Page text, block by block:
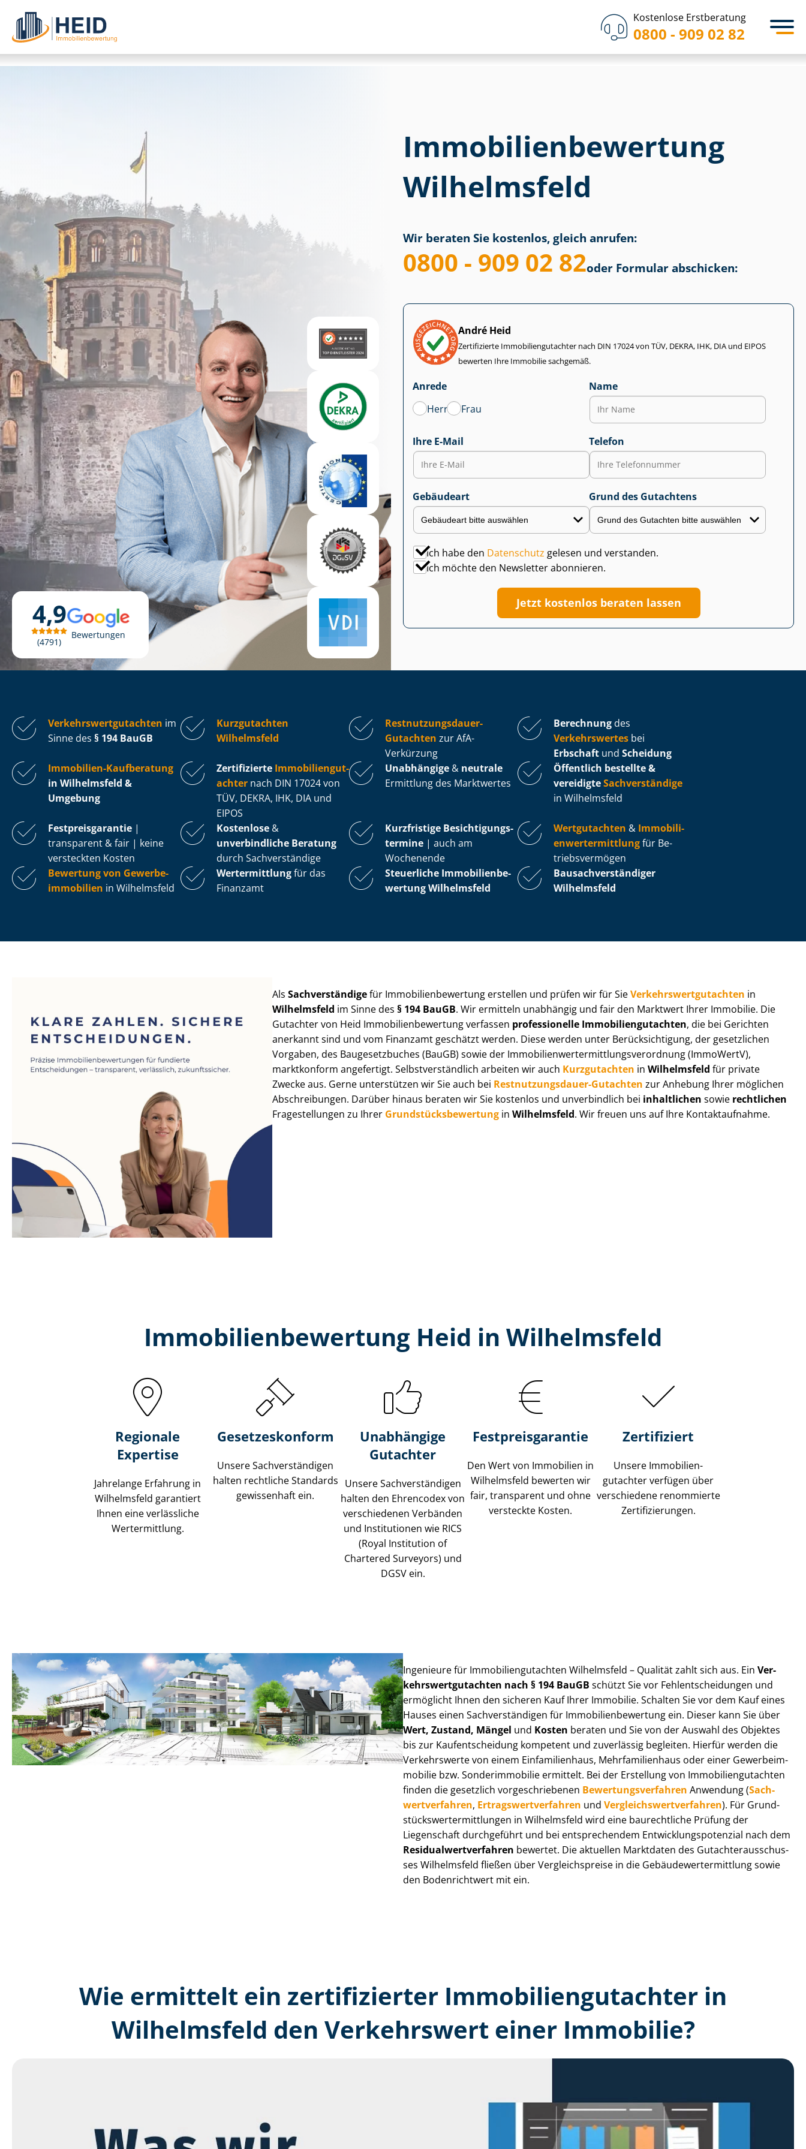
Kostenlose Erstberatung
0800 - 909 02 82
4,9
4791
Bewertungen
Immobilien­bewertung
Wilhelmsfeld
Wir beraten Sie kostenlos, gleich anrufen:
0800 - 909 02 82oder Formular abschicken:
André Heid
Zertifizierte Im­mo­bi­li­en­gut­ach­ter nach DIN 17024 von TÜV, DEKRA, IHK, DIA und EIPOS
bewerten Ihre Immobilie sachgemäß.
Anrede
Herr
Frau
Name
Ihre E-Mail Telefon
Gebäudeart Grund des Gutachtens
Ich habe den Datenschutz gelesen und verstanden.
Ich möchte den Newsletter abonnieren.
Jetzt kostenlos beraten lassen
Ver­kehrs­wert­gut­ach­ten im
Sinne des § 194 BauGB
Kurzgutachten
Wilhelmsfeld
Rest­nut­zungs­dau­er-
Gutachten zur AfA-
Verkürzung
Berechnung des
Verkehrswertes bei
Erbschaft und Scheidung
Immobilien-Kaufberatung
in Wilhelmsfeld &
Umgebung
Zertifizierte Im­mo­bi­li­en­gut­
ach­ter nach DIN 17024 von
TÜV, DEKRA, IHK, DIA und
EIPOS
Unabhängige & neutrale
Ermittlung des Marktwertes
Öffentlich bestellte &
vereidigteSachverständige
in Wilhelmsfeld
Fest­preis­ga­ran­tie |
transparent & fair | keine
versteckten Kosten
Kostenlose &
unverbindliche Beratung
durch Sachverständige
Kurzfristige Be­sich­ti­gungs­
ter­mi­ne | auch am
Wochenende
Wertgutachten & Im­mo­bi­li­
en­wert­ermitt­lungfür Be­
triebs­ver­mö­gen
Bewertung von Ge­wer­be­
im­mo­bi­li­en in Wilhelmsfeld
Wertermittlungfür das
Finanzamt
Steuerliche Im­mo­bi­li­en­be­
wer­tungWilhelmsfeld
Bau­sach­ver­stän­di­ger
Wilhelmsfeld
AlsSachverständigefür Im­mo­bi­li­en­be­wer­tung erstellen und prüfen wir für SieVer­kehrs­wert­gut­ach­ten in
Wilhelmsfeld im Sinne des§ 194 BauGB. Wir ermitteln unabhängig und fair den Marktwert Ihrer Immobilie. Die
Gutachter von Heid Im­mo­bi­li­en­be­wer­tung verfassen professionelle Im­mo­bi­li­en­gut­ach­ten, die bei Gerichten
anerkannt sind und vom Finanzamt geschätzt werden. Diese werden unter Be­rück­sich­ti­gung, der gesetzlichen
Vorgaben, des Baugesetzbuches (BauGB) sowie der Im­mo­bi­li­en­wert­ermitt­lungs­ver­ord­nung (ImmoWertV),
marktkonform angefertigt. Selbst­ver­ständ­lich arbeiten wir auch Kurzgutachten in Wilhelmsfeld für private
Zwecke aus. Gerne unterstützen wir Sie auch bei Rest­nut­zungs­dau­er-Gutachten zur Anhebung Ihrer möglichen
Abschreibungen. Darüber hinaus beraten wir Sie kostenlos und unverbindlich bei inhaltlichen sowie rechtlichen
Fragestellungen zu Ihrer Grund­stücks­be­wer­tung inWilhelmsfeld. Wir freuen uns auf Ihre Kontaktaufnahme.
Immobilien­bewertung Heid in Wilhelmsfeld
Regionale
Expertise
Jahrelange Erfahrung in
Wilhelmsfeld garantiert
Ihnen eine verlässliche
Wertermittlung.
Gesetzes­konform
Unsere Sach­ver­stän­di­gen
halten rechtliche Standards
gewissenhaft ein.
Unabhängige
Gutachter
Unsere Sach­ver­stän­di­gen
halten den Ehrencodex von
verschiedenen Verbänden
und Institutionen wie RICS
(Royal Institution of
Chartered Surveyors) und
DGSV ein.
Festpreis​garantie
Den Wert von Immobilien in
Wilhelmsfeld bewerten wir
fair, transparent und ohne
versteckte Kosten.
Zertifiziert
Unsere Immobilien­
gutachter verfügen über
verschiedene renommierte
Zer­ti­fi­zie­run­gen.
Ingenieure für Im­mo­bi­li­en­gut­ach­ten Wilhelmsfeld – Qualität zahlt sich aus. Ein Ver­
kehrs­wert­gut­ach­ten nach § 194 BauGB schützt Sie vor Fehl­ent­schei­dun­gen und
ermöglicht Ihnen den sicheren Kauf Ihrer Immobilie. Schalten Sie vor dem Kauf eines
Hauses einen Sach­ver­stän­di­gen für Im­mo­bi­li­en­be­wer­tung ein. Dieser kann Sie über
Wert, Zustand, Mängel und Kosten beraten und Sie von der Auswahl des Objektes
bis zur Kauf­ent­schei­dung kompetent und zuverlässig begleiten. Hierfür werden die
Verkehrswerte von einem Einfamilienhaus, Mehr­fa­mi­li­en­haus oder einer Ge­wer­be­im­
mo­bi­lie bzw. Sonderimmobilie ermittelt. Bei der Erstellung von Im­mo­bi­li­en­gut­ach­ten
finden die gesetzlich vor­ge­schrie­be­nen Be­wer­tungs­ver­fah­ren Anwendung (Sach­
wert­ver­fah­ren, Er­trags­wert­ver­fah­ren und Ver­gleichs­wert­ver­fah­ren). Für Grund­
stücks­wert­ermitt­lun­gen in Wilhelmsfeld wird eine baurechtliche Prüfung der
Liegenschaft durchgeführt und bei entsprechendem Ent­wick­lungs­po­ten­zi­al nach dem
Re­si­du­al­wert­ver­fah­ren bewertet. Die aktuellen Marktdaten des Gut­ach­ter­aus­schus­
ses Wilhelmsfeld fließen über Ver­gleichs­prei­se in die Ge­bäu­de­wert­ermitt­lung sowie
den Bodenrichtwert mit ein.
Wie ermittelt ein zertifizierter Immobilien­gutachter in
Wilhelmsfeld den Verkehrswert einer Immobilie?